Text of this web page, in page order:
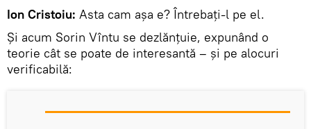
Ion Cristoiu: Asta cam așa e? Întrebați-l pe el.
Și acum Sorin Vîntu se dezlănțuie, expunând o
teorie cât se poate de interesantă – și pe alocuri
verificabilă: